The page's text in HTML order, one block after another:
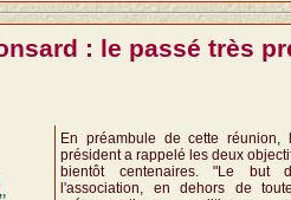
: le passé très
En préambule de cette réunion,
président a rappelé les deux
bientôt centenaires. "Le but
l'association, en dehors de